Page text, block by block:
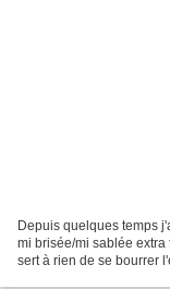
Depuis quelques temps
mi brisée/mi sablée extra
sert à rien de se bourrer